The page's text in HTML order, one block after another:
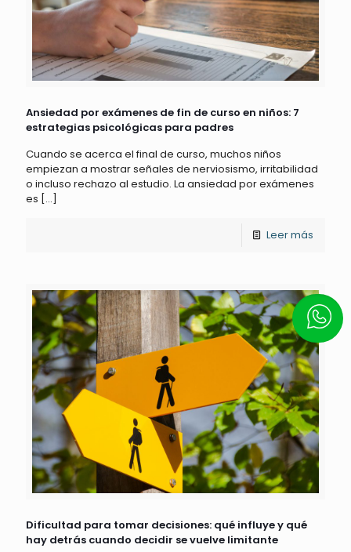
Ansiedad por exámenes de fin de curso en niños: 7
estrategias psicológicas para padres
Cuando se acerca el final de curso, muchos niños
empiezan a mostrar señales de nerviosismo, irritabilidad
o incluso rechazo al estudio. La ansiedad por exámenes
es […]
Leer más
Dificultad para tomar decisiones: qué influye y qué
hay detrás cuando decidir se vuelve limitante